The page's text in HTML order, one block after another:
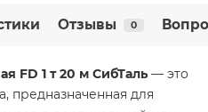
Отзывы 0
FD 1 т 20 м СибТаль — это
предназначенная для